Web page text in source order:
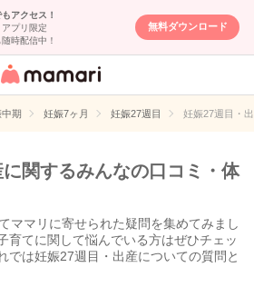
アクセス！
プリ限定
時配信中！
無料ダウンロード
女性専用匿名QA
イト
期 妊娠7ヶ月 妊娠27週目 妊娠27週目・
関するみんなの口コミ・体
ママリに寄せられた疑問を集めてみまし
育てに関して悩んでいる方はぜひチェッ
では妊娠27週目・出産についての質問と